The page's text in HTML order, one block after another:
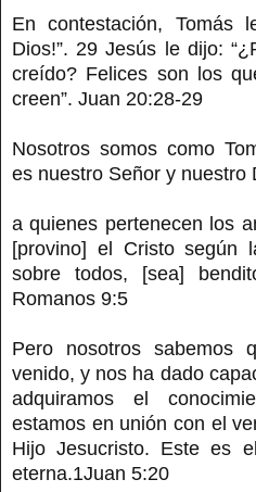
En contestación, Tomás
Dios!”. 29 Jesús le dijo:
creído? Felices son los
creen”. Juan 20:28-29
Nosotros somos como
es nuestro Señor y nuestro
a quienes pertenecen los
[provino] el Cristo según
sobre todos, [sea]
Romanos 9:5
Pero nosotros
venido, y nos ha dado
adquiramos el
estamos en unión con el
Hijo Jesucristo. Este es
eterna.1Juan 5:20